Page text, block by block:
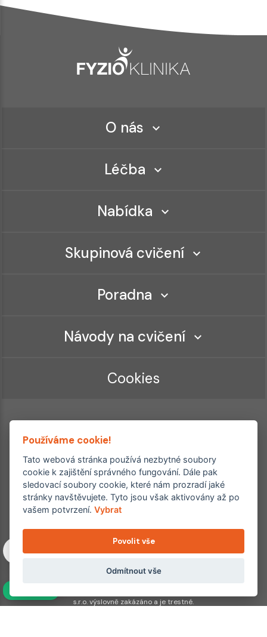
O nás
Léčba
Nabídka
Skupinová cvičení
Poradna
Návody na cvičení
Cookies
Ordinace roku
Rehabilitační ordinace
2. místo – 2017/2019
Copyright © 2011–2026 FYZIOklinika s.r.o.
Machkova 1642/2, Praha 4, Jižní Město – Chodov
Všechna práva vyhrazena. Jakékoliv užití obsahu či jeho částí
s.r.o. výslovně zakázáno a je trestné.
Používáme cookie!
Tato webová stránka používá nezbytné soubory
cookie k zajištění správného fungování. Dále pak
sledovací soubory cookie, které nám prozradí jaké
stránky navštěvujete. Tyto jsou však aktivovány až po
vašem potvrzení.Vybrat
Povolit vše
Odmítnout vše